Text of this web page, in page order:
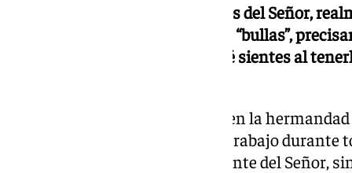
-Perteneces al cuerpo de acólitos del Señor,
porque cuando hablamos de las “bullas”,
ubicación delante del paso, ¿qué sientes al
Sí salgo con el incensario, pero en la
de poder estar ahí, por nuestro trabajo
de manera que no es sólo ir delante del Señor,